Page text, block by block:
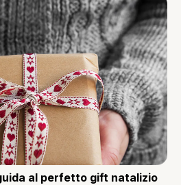
al perfetto gift natalizio